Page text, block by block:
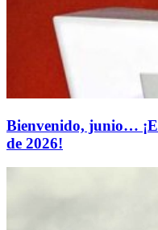
Bienvenido, junio…
de 2026!